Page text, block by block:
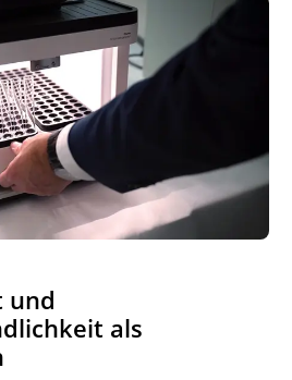
und
als